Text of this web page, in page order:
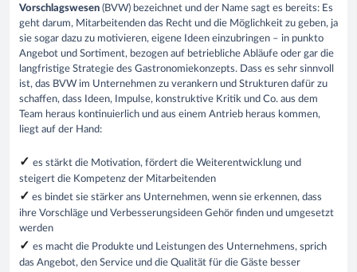
Vorschlagswesen (BVW) bezeichnet und der Name sagt es bereits: Es
geht darum, Mitarbeitenden das Recht und die Möglichkeit zu geben, ja
sie sogar dazu zu motivieren, eigene Ideen einzubringen – in punkto
Angebot und Sortiment, bezogen auf betriebliche Abläufe oder gar die
langfristige Strategie des Gastronomiekonzepts. Dass es sehr sinnvoll
ist, das BVW im Unternehmen zu verankern und Strukturen dafür zu
schaffen, dass Ideen, Impulse, konstruktive Kritik und Co. aus dem
Team heraus kontinuierlich und aus einem Antrieb heraus kommen,
liegt auf der Hand:
✓ es stärkt die Motivation, fördert die Weiterentwicklung und
steigert die Kompetenz der Mitarbeitenden
✓ es bindet sie stärker ans Unternehmen, wenn sie erkennen, dass
ihre Vorschläge und Verbesserungsideen Gehör finden und umgesetzt
werden
✓ es macht die Produkte und Leistungen des Unternehmens, sprich
das Angebot, den Service und die Qualität für die Gäste besser